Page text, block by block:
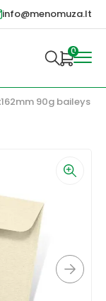
info@menomuza.lt
0
90g baileys